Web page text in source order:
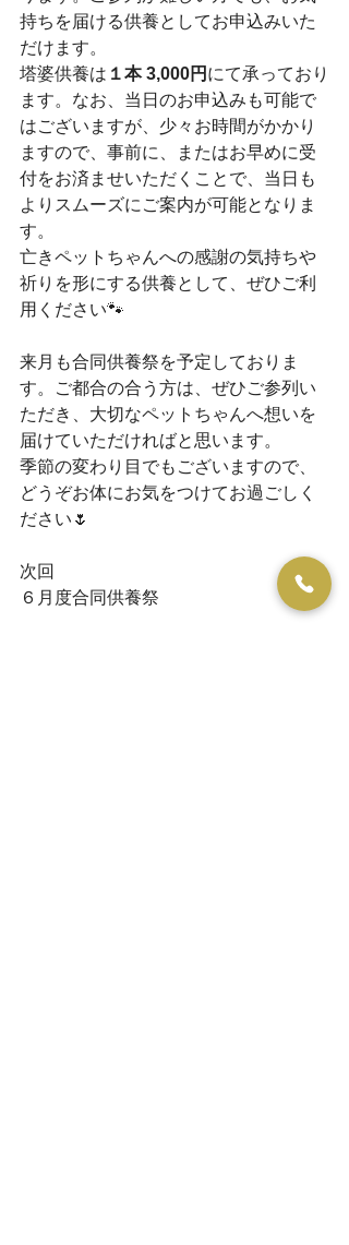
持ちを届ける供養としてお申込みいた
だけます。
塔婆供養は １本 3,000円 にて承っており
ます。なお、当日のお申込みも可能で
はございますが、少々お時間がかかり
ますので、事前に、またはお早めに受
付をお済ませいただくことで、当日も
よりスムーズにご案内が可能となりま
す。
亡きペットちゃんへの感謝の気持ちや
祈りを形にする供養として、ぜひご利
用ください🐾
来月も合同供養祭を予定しておりま
す。ご都合の合う方は、ぜひご参列い
ただき、大切なペットちゃんへ想いを
届けていただければと思います。
季節の変わり目でもございますので、
どうぞお体にお気をつけてお過ごしく
ださい🌷
次回
６月度合同供養祭